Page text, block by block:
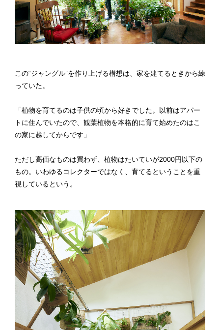
この“ジャングル”を作り上げる構想は、家を建てるときから練
っていた。
「植物を育てるのは子供の頃から好きでした。以前はアパー
トに住んでいたので、観葉植物を本格的に育て始めたのはこ
の家に越してからです」
ただし高価なものは買わず、植物はたいていが2000円以下の
もの。いわゆるコレクターではなく、育てるということを重
視しているという。